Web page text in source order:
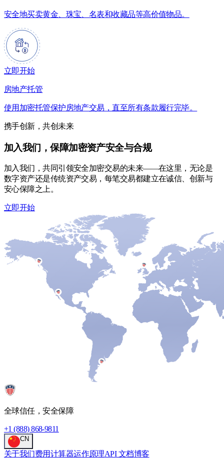
安全地买卖黄金、珠宝、名表和收藏品等高价值物品。
立即开始
房地产托管
使用加密托管保护房地产交易，直至所有条款履行完毕。
携手创新，共创未来
加入我们，保障加密资产安全与合规
加入我们，共同引领安全加密交易的未来——在这里，无论是
数字资产还是传统资产交易，每笔交易都建立在诚信、创新与
安心保障之上。
立即开始
全球信任，安全保障
+1 (888) 868-9811
CN
关于我们费用计算器运作原理API 文档博客